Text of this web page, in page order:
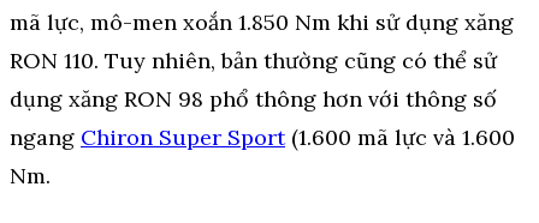
mã lực, mô-men xoắn 1.850 Nm khi sử dụng xăng
RON 110. Tuy nhiên, bản thường cũng có thể sử
dụng xăng RON 98 phổ thông hơn với thông số
ngang Chiron Super Sport(1.600 mã lực và 1.600
Nm.